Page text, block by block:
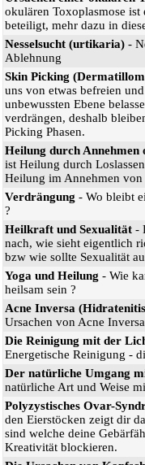
okulären Toxoplasmose
beteiligt, mehr dazu in
Nesselsucht (urtikaria) -
Ablehnung
Skin Picking
uns von etwas befreien
unbewussten Ebene
verdrängen, deshalb
Picking Phasen.
Heilung durch Annehmen
ist Heilung durch
Heilung im Annehmen von
Verdrängung - Wo bleibt
?
Heilkraft und Sexualität -
nach, wie sieht eigentlich
bzw wie sollte Sexualität
Yoga und Heilung - Wie
heilsam sein ?
Acne Inversa
Ursachen von Acne
Die Reinigung mit der
Energetische Reinigung -
Der natürliche Umgang
natürliche Art und Weise
Polyzystisches Ovar-
den Eierstöcken zeigt dir
sind welche deine
Kreativität blockieren.